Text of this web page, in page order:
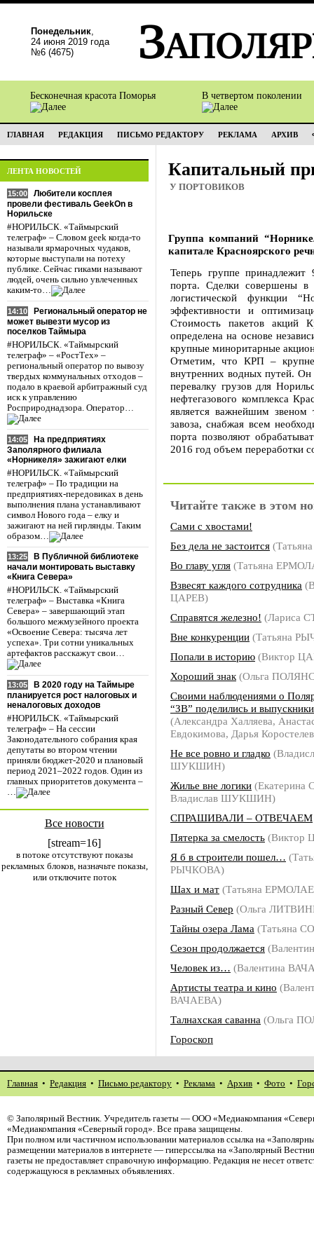
Понедельник,
24 июня 2019 года
№6 (4675)
Бесконечная красота Поморья В четвертом поколении
ГЛАВНАЯ РЕДАКЦИЯ ПИСЬМО РЕДАКТОРУ РЕКЛАМА АРХИВ
ЛЕНТА НОВОСТЕЙ
15:00
Любители косплея
провели фестиваль GeekOn в
Норильске
#НОРИЛЬСК. «Таймырский
телеграф» – Словом geek когда-то
называли ярмарочных чудаков,
которые выступали на потеху
публике. Сейчас гиками называют
людей, очень сильно увлеченных
каким-то…
14:10
Региональный оператор не
может вывезти мусор из
поселков Таймыра
#НОРИЛЬСК. «Таймырский
телеграф» – «РостТех» –
региональный оператор по вывозу
твердых коммунальных отходов –
подало в краевой арбитражный суд
иск к управлению
Росприроднадзора. Оператор…
14:05
На предприятиях
Заполярного филиала
«Норникеля» зажигают елки
#НОРИЛЬСК. «Таймырский
телеграф» – По традиции на
предприятиях-передовиках в день
выполнения плана устанавливают
символ Нового года – елку и
зажигают на ней гирлянды. Таким
образом…
13:25
В Публичной библиотеке
начали монтировать выставку
«Книга Севера»
#НОРИЛЬСК. «Таймырский
телеграф» – Выставка «Книга
Севера» – завершающий этап
большого межмузейного проекта
«Освоение Севера: тысяча лет
успеха». Три сотни уникальных
артефактов расскажут свои…
13:05
В 2020 году на Таймыре
планируется рост налоговых и
неналоговых доходов
#НОРИЛЬСК. «Таймырский
телеграф» – На сессии
Законодательного собрания края
депутаты во втором чтении
приняли бюджет-2020 и плановый
период 2021–2022 годов. Один из
главных приоритетов документа –
…
Все новости
[stream=16]
в потоке отсутствуют показы
рекламных блоков, назначьте показы,
или отключите поток
Капитальный
У ПОРТОВИКОВ
Группа компаний
капитале Красноярского
Теперь группе
порта. Сделки совершены в
логистической функции
эффективности и
Стоимость пакетов акций
определена на основе
крупные миноритарные
Отметим, что КРП –
внутренних водных путей. Он
перевалку грузов для
нефтегазового комплекса
является важнейшим звеном
завоза, снабжая всем
порта позволяют
2016 год объем переработки
Читайте также в этом
Сами с хвостами!
Без дела не застоится
Во главу угля (Татьяна
Взвесят каждого сотрудника
ЦАРЕВ)
Справятся железно! (Лариса
Вне конкуренции (Татьяна
Попали в историю (Виктор
Хороший знак (Ольга
Своими наблюдениями о
“ЗВ” поделились и
(Александра Халляева,
Евдокимова, Дарья
Не все ровно и гладко
ШУКШИН)
Жилье вне логики
Владислав ШУКШИН)
СПРАШИВАЛИ – ОТВЕЧАЕМ
Пятерка за смелость (Виктор
Я б в строители пошел…
РЫЧКОВА)
Шах и мат (Татьяна
Разный Север (Ольга
Тайны озера Лама (Татьяна
Сезон продолжается
Человек из… (Валентина
Артисты театра и кино
ВАЧАЕВА)
Талнахская саванна (Ольга
Гороскоп
Главная • Редакция • Письмо редактору • Реклама • Архив • Фото •
© Заполярный Вестник. Учредитель газеты — ООО «Медиакомпания
«Медиакомпания «Северный город». Все права защищены.
При полном или частичном использовании материалов ссылка на
размещении материалов в интернете — гиперссылка на «Заполярный
газеты не предоставляет справочную информацию. Редакция не несет
содержащуюся в рекламных объявлениях.